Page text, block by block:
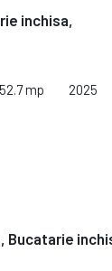
inchisa,
52.7 mp 2025
Bucatarie